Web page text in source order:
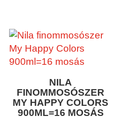
NILA
FINOMMOSÓSZER
MY HAPPY COLORS
900ML=16 MOSÁS